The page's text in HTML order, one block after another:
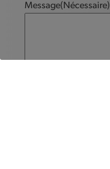
Message(Nécessaire)